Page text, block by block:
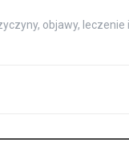
objawy, leczenie